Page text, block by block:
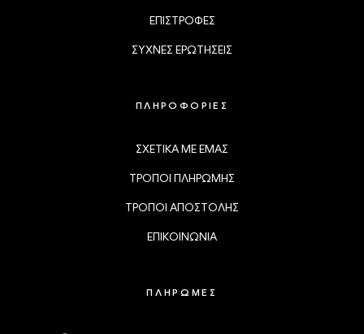
ΕΠΙΣΤΡΟΦΕΣ
ΣΥΧΝΕΣ ΕΡΩΤΗΣΕΙΣ
ΠΛΗΡΟΦΟΡΙΕΣ
ΣΧΕΤΙΚΑ ΜΕ ΕΜΑΣ
ΤΡΟΠΟΙ ΠΛΗΡΩΜΗΣ
ΤΡΟΠΟΙ ΑΠΟΣΤΟΛΗΣ
ΕΠΙΚΟΙΝΩΝΙΑ
ΠΛΗΡΩΜΕΣ